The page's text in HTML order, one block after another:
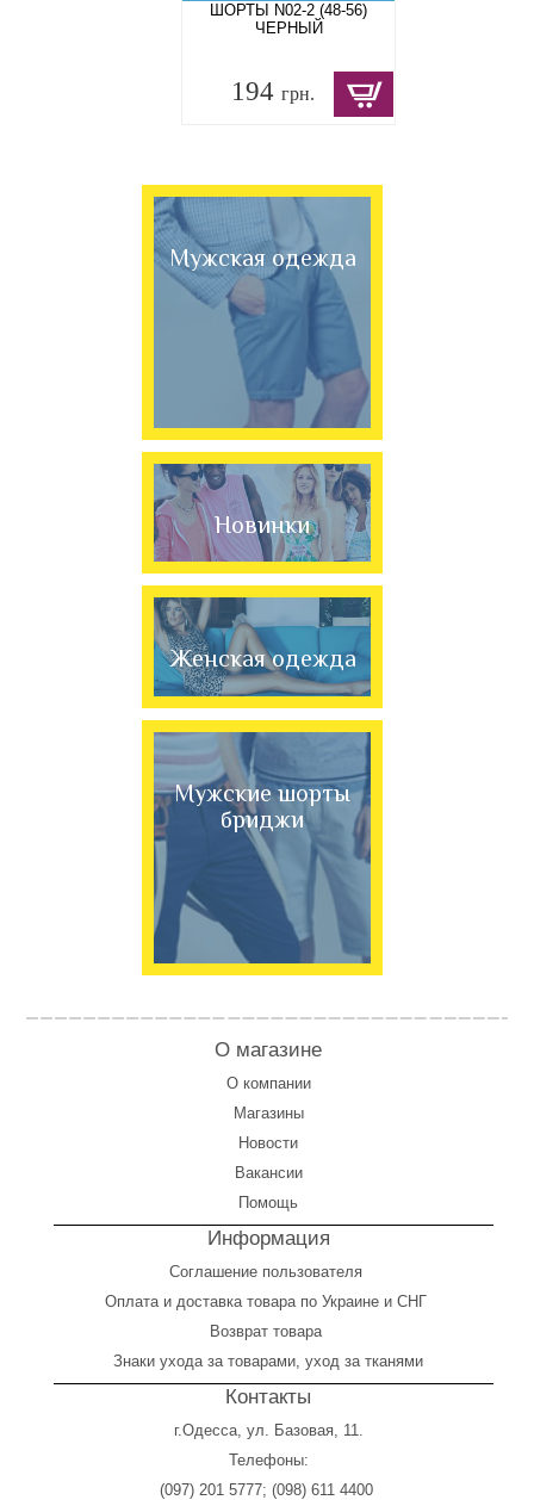
ШОРТЫ N02-2 (48-56)
ЧЕРНЫЙ
194 грн.
Мужская одежда
Новинки
Женская одежда
Мужские шорты
бриджи
О магазине
О компании
Магазины
Новости
Вакансии
Помощь
Информация
Соглашение пользователя
Оплата и доставка товара по Украине и СНГ
Возврат товара
Знаки ухода за товарами, уход за тканями
Контакты
г.Одесса, ул. Базовая, 11.
Телефоны:
(097) 201 5777; (098) 611 4400